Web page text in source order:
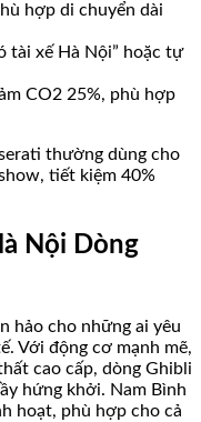
hợp di chuyển dài
tài xế Hà Nội” hoặc tự
CO2 25%, phù hợp
thường dùng cho
tiết kiệm 40%
Nội Dòng
hảo cho những ai yêu
Với động cơ mạnh mẽ,
cao cấp, dòng Ghibli
hứng khởi. Nam Bình
hoạt, phù hợp cho cả